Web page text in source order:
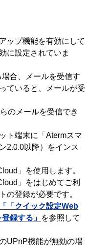
ップ機能を有効にして
に設定されていま
合、メールを受信す
ていると、メールが受
のメールを受信でき
ト端末に「Atermスマ
2.0.0以降）をインス
」を使用します。
」をはじめてご利
の登録が必要です。
「「クイック設定Web
録する」 を参照して
UPnP機能が無効の場